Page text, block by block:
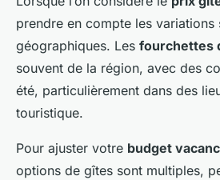
prendre en compte les variations
géographiques. Les fourchettes
souvent de la région, avec des
été, particulièrement dans des
touristique.
Pour ajuster votre budget
options de gîtes sont multiples,